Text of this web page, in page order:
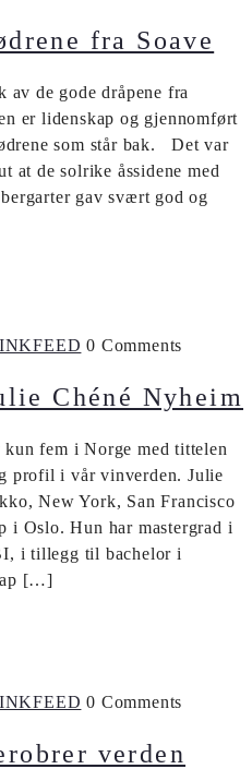
fra Soave
de gode dråpene fra
er lidenskap og gjennomført
som står bak. Det var
at de solrike åssidene med
gav svært god og
0 Comments
Chéné Nyheim
fem i Norge med tittelen
profil i vår vinverden. Julie
New York, San Francisco
i Oslo. Hun har mastergrad i
i tillegg til bachelor i
[…]
0 Comments
verden